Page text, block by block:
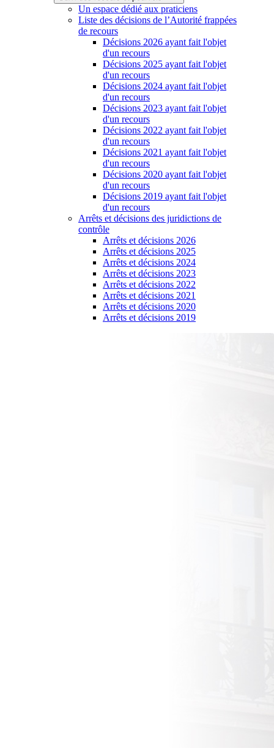
Un espace dédié aux praticiens
Liste des décisions de l’Autorité frappées
de recours
Décisions 2026 ayant fait l'objet
d'un recours
Décisions 2025 ayant fait l'objet
d'un recours
Décisions 2024 ayant fait l'objet
d'un recours
Décisions 2023 ayant fait l'objet
d'un recours
Décisions 2022 ayant fait l'objet
d'un recours
Décisions 2021 ayant fait l'objet
d'un recours
Décisions 2020 ayant fait l'objet
d'un recours
Décisions 2019 ayant fait l'objet
d'un recours
Arrêts et décisions des juridictions de
contrôle
Arrêts et décisions 2026
Arrêts et décisions 2025
Arrêts et décisions 2024
Arrêts et décisions 2023
Arrêts et décisions 2022
Arrêts et décisions 2021
Arrêts et décisions 2020
Arrêts et décisions 2019